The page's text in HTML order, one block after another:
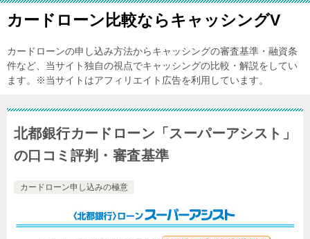
カードローン比較ならキャッシングV
カードローンの申し込み方法からキャッシングの審査基準・融資条
件など、当サイト独自の視点でキャッシングの比較・解説をしてい
ます。※当サイトはアフィリエイト広告を利用しています。
北都銀行カードローン「スーパーアシスト」
の口コミ評判・審査基準
カードローン申し込みの極意